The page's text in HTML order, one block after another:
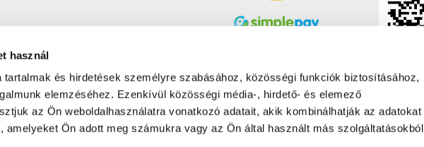
használ
tartalmak és hirdetések személyre szabásához, közösségi funkciók biztosításához,
elemzéséhez. Ezenkívül közösségi média-, hirdető- és elemező
az Ön weboldalhasználatra vonatkozó adatait, akik kombinálhatják az adatokat
amelyeket Ön adott meg számukra vagy az Ön által használt más szolgáltatásokból
Olcsóbbat.hu – Spórolni
tudni kell